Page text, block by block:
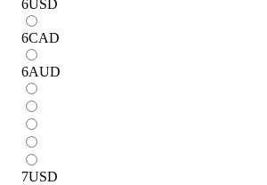
6USD
6CAD
6AUD
7USD